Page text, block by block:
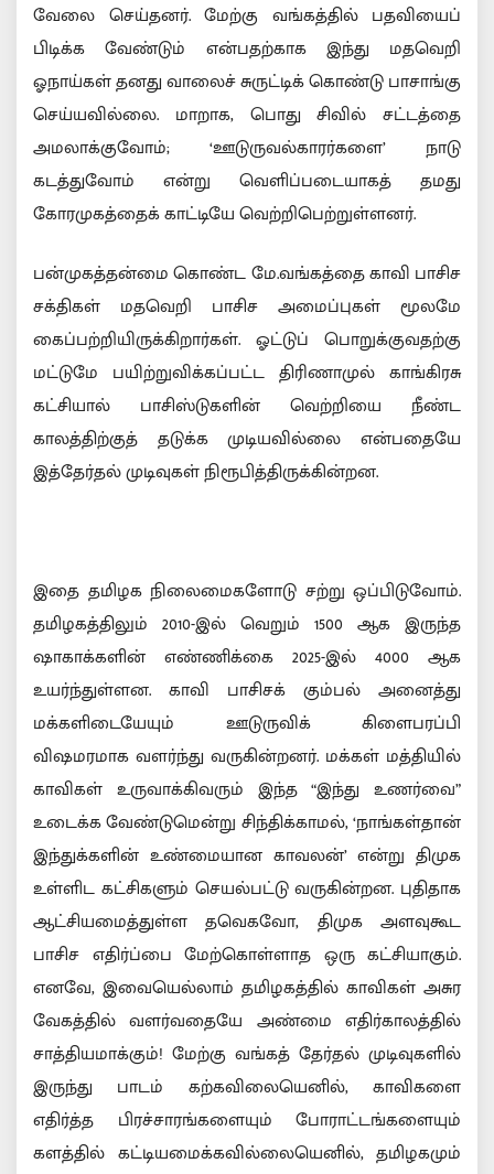
வேலை செய்தனர். மேற்கு வங்கத்தில் பதவியைப்
பிடிக்க வேண்டும் என்பதற்காக இந்து மதவெறி
ஓநாய்கள் தனது வாலைச் சுருட்டிக் கொண்டு பாசாங்கு
செய்யவில்லை. மாறாக, பொது சிவில் சட்டத்தை
அமலாக்குவோம்; ‘ஊடுருவல்காரர்களை’ நாடு
கடத்துவோம் என்று வெளிப்படையாகத் தமது
கோரமுகத்தைக் காட்டியே வெற்றிபெற்றுள்ளனர்.
பன்முகத்தன்மை கொண்ட மே.வங்கத்தை காவி பாசிச
சக்திகள் மதவெறி பாசிச அமைப்புகள் மூலமே
கைப்பற்றியிருக்கிறார்கள். ஓட்டுப் பொறுக்குவதற்கு
மட்டுமே பயிற்றுவிக்கப்பட்ட திரிணாமுல் காங்கிரசு
கட்சியால் பாசிஸ்டுகளின் வெற்றியை நீண்ட
காலத்திற்குத் தடுக்க முடியவில்லை என்பதையே
இத்தேர்தல் முடிவுகள் நிரூபித்திருக்கின்றன.
இதை தமிழக நிலைமைகளோடு சற்று ஒப்பிடுவோம்.
தமிழகத்திலும் 2010-இல் வெறும் 1500 ஆக இருந்த
ஷாகாக்களின் எண்ணிக்கை 2025-இல் 4000 ஆக
உயர்ந்துள்ளன. காவி பாசிசக் கும்பல் அனைத்து
மக்களிடையேயும் ஊடுருவிக் கிளைபரப்பி
விஷமரமாக வளர்ந்து வருகின்றனர். மக்கள் மத்தியில்
காவிகள் உருவாக்கிவரும் இந்த “இந்து உணர்வை”
உடைக்க வேண்டுமென்று சிந்திக்காமல், ‘நாங்கள்தான்
இந்துக்களின் உண்மையான காவலன்’ என்று திமுக
உள்ளிட கட்சிகளும் செயல்பட்டு வருகின்றன. புதிதாக
ஆட்சியமைத்துள்ள தவெகவோ, திமுக அளவுகூட
பாசிச எதிர்ப்பை மேற்கொள்ளாத ஒரு கட்சியாகும்.
எனவே, இவையெல்லாம் தமிழகத்தில் காவிகள் அசுர
வேகத்தில் வளர்வதையே அண்மை எதிர்காலத்தில்
சாத்தியமாக்கும்! மேற்கு வங்கத் தேர்தல் முடிவுகளில்
இருந்து பாடம் கற்கவிலையெனில், காவிகளை
எதிர்த்த பிரச்சாரங்களையும் போராட்டங்களையும்
களத்தில் கட்டியமைக்கவில்லையெனில், தமிழகமும்